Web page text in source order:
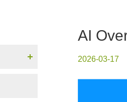
AI
2026-03-17